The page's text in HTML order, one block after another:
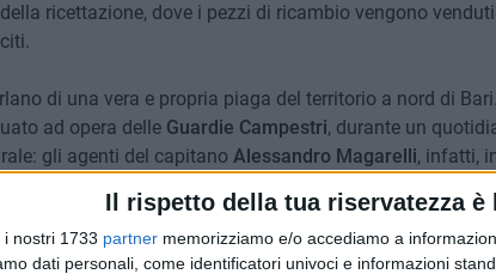
Il rispetto della tua riservatezza
i nostri 1733 partner memorizziamo e/o accediamo a
dati personali, come identificatori univoci e informazioni
ricettazione, dove i pezzi di ricambio vengono
di una vera e propria piaga del territorio a nord di
ad opera delle Guardie Campestri, durante un
gli agenti del capitano Alessandro Magarelli, infatti,
della discarica, si sono imbattuti in un terreno usato dai
attività criminosa, ovvero le scocche di due auto ormai